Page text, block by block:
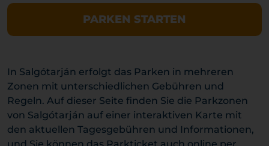
PARKEN STARTEN
In Salgótarján erfolgt das Parken in mehreren
Zonen mit unterschiedlichen Gebühren und
Regeln. Auf dieser Seite finden Sie die Parkzonen
von Salgótarján auf einer interaktiven Karte mit
den aktuellen Tagesgebühren und Informationen,